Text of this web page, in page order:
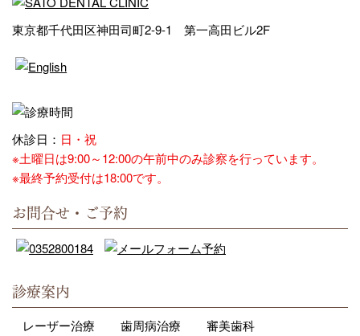
東京都千代田区神田司町2-9-1 第一高田ビル2F
休診日： 日・祝
※土曜日は9:00～12:00の午前中のみ診察を行っています。
※最終予約受付は18:00です。
お問合せ・ご予約
診療案内
レーザー治療 歯周病治療
審美歯科